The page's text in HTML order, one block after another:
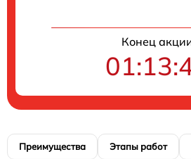
Конец
Преимущества Этапы работ